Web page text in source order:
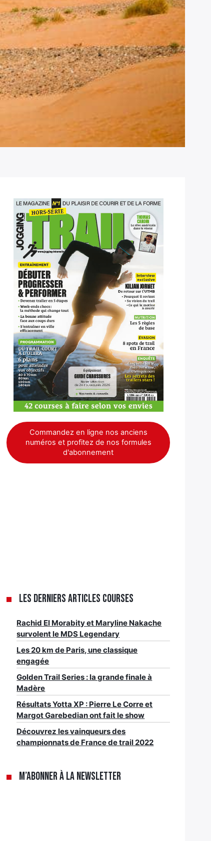
Commandez en ligne nos anciens
numéros et profitez de nos formules
d'abonnement
Les derniers articles Courses
Rachid El Morabity et Maryline Nakache
survolent le MDS Legendary
Les 20 km de Paris, une classique
engagée
Golden Trail Series : la grande finale à
Madère
Résultats Yotta XP : Pierre Le Corre et
Margot Garebedian ont fait le show
Découvrez les vainqueurs des
championnats de France de trail 2022
M’abonner à la newsletter